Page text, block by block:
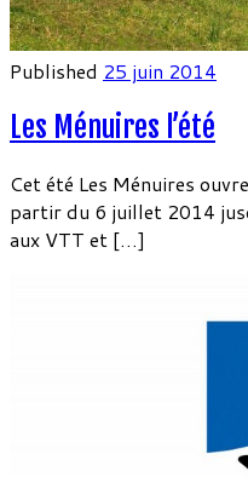
Published 25 juin 2014
Les Ménuires l’été
Cet été Les Ménuires
partir du 6 juillet 2014
aux VTT et […]